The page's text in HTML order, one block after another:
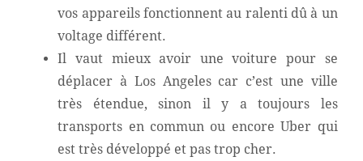
vos appareils fonctionnent au ralenti dû à un
voltage différent.
Il vaut mieux avoir une voiture pour se
déplacer à Los Angeles car c’est une ville
très étendue, sinon il y a toujours les
transports en commun ou encore Uber qui
est très développé et pas trop cher.